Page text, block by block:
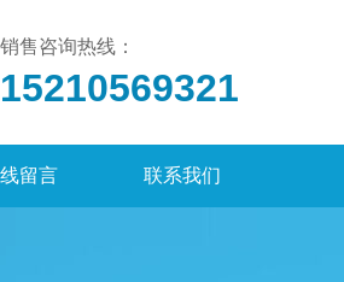
销售咨询热线：
15210569321
留言 联系我们